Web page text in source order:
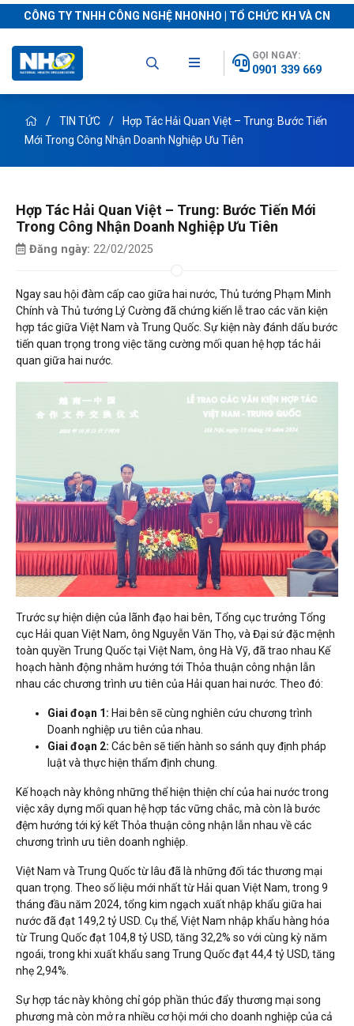
CÔNG TY TNHH CÔNG NGHỆ NHONHO | TỔ CHỨC KH VÀ CN
GỌI NGAY:
0901 339 669
TIN TỨC
Hợp Tác Hải Quan Việt – Trung: Bước Tiến
Mới Trong Công Nhận Doanh Nghiệp Ưu Tiên
Hợp Tác Hải Quan Việt – Trung: Bước Tiến Mới
Trong Công Nhận Doanh Nghiệp Ưu Tiên
Đăng ngày: 22/02/2025
Ngay sau hội đàm cấp cao giữa hai nước, Thủ tướng Phạm Minh
Chính và Thủ tướng Lý Cường đã chứng kiến lễ trao các văn kiện
hợp tác giữa Việt Nam và Trung Quốc. Sự kiện này đánh dấu bước
tiến quan trọng trong việc tăng cường mối quan hệ hợp tác hải
quan giữa hai nước.
Trước sự hiện diện của lãnh đạo hai bên, Tổng cục trưởng Tổng
cục Hải quan Việt Nam, ông Nguyễn Văn Thọ, và Đại sứ đặc mệnh
toàn quyền Trung Quốc tại Việt Nam, ông Hà Vỹ, đã trao nhau Kế
hoạch hành động nhằm hướng tới Thỏa thuận công nhận lẫn
nhau các chương trình ưu tiên của Hải quan hai nước. Theo đó:
Giai đoạn 1: Hai bên sẽ cùng nghiên cứu chương trình
Doanh nghiệp ưu tiên của nhau.
Giai đoạn 2: Các bên sẽ tiến hành so sánh quy định pháp
luật và thực hiện thẩm định chung.
Kế hoạch này không những thể hiện thiện chí của hai nước trong
việc xây dựng mối quan hệ hợp tác vững chắc, mà còn là bước
đệm hướng tới ký kết Thỏa thuận công nhận lẫn nhau về các
chương trình ưu tiên doanh nghiệp.
Việt Nam và Trung Quốc từ lâu đã là những đối tác thương mại
quan trọng. Theo số liệu mới nhất từ Hải quan Việt Nam, trong 9
tháng đầu năm 2024, tổng kim ngạch xuất nhập khẩu giữa hai
nước đã đạt 149,2 tỷ USD. Cụ thể, Việt Nam nhập khẩu hàng hóa
từ Trung Quốc đạt 104,8 tỷ USD, tăng 32,2% so với cùng kỳ năm
ngoái, trong khi xuất khẩu sang Trung Quốc đạt 44,4 tỷ USD, tăng
nhẹ 2,94%.
Sự hợp tác này không chỉ góp phần thúc đẩy thương mại song
phương mà còn mở ra nhiều cơ hội mới cho doanh nghiệp của cả